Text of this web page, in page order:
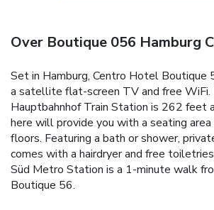
Over Boutique 056 Hamburg
Set in Hamburg, Centro Hotel Boutique
a satellite flat-screen TV and free WiFi.
Hauptbahnhof Train Station is 262 feet
here will provide you with a seating
floors. Featuring a bath or shower,
comes with a hairdryer and free
Süd Metro Station is a 1-minute walk
Boutique 56.